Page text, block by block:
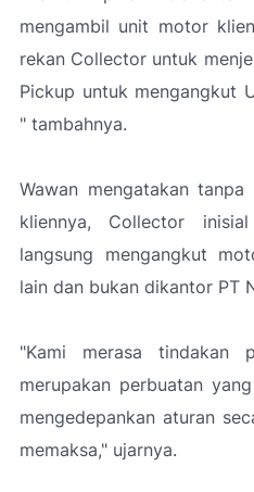
mengambil unit motor
rekan Collector untuk
Pickup untuk mengangkut
" tambahnya.
Wawan mengatakan
kliennya, Collector
langsung mengangkut
lain dan bukan dikantor PT
"Kami merasa tindakan
merupakan perbuatan
mengedepankan aturan
memaksa," ujarnya.